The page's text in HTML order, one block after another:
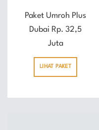
Paket Umroh Plus
Dubai Rp. 32,5
Juta
LIHAT PAKET